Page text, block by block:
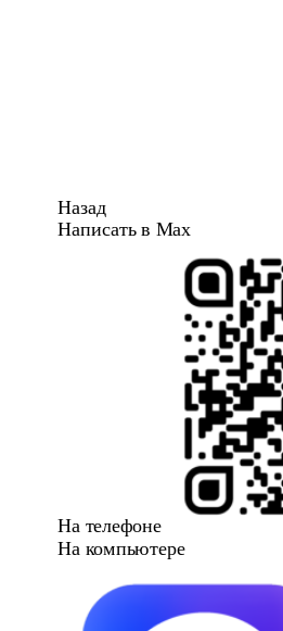
Назад
Написать в Max
На телефоне
На компьютере